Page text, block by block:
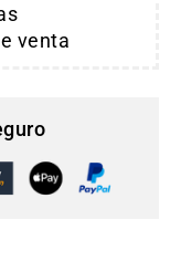
venta